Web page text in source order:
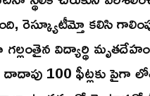
రెస్క్యూటీమ్తో కలిసి
గల్లంతైన విద్యార్థి మృతదేహం
100 ఫీట్లకు పైగా